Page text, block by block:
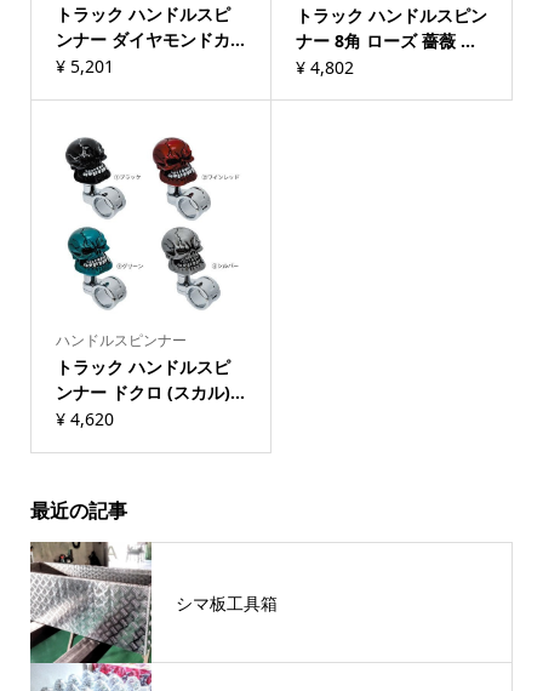
トラック ハンドルスピ
ンナー ダイヤモンドカ...
¥5,201
トラック ハンドルスピン
ナー 8角 ローズ 薔薇 ...
¥ 4,802
ハンドルスピンナー
トラック ハンドルスピ
ンナー ドクロ (スカル)...
¥4,620
最近の記事
シマ板工具箱